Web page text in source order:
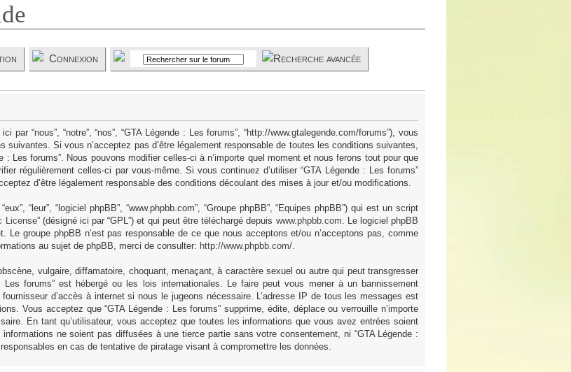
Connexion
par “nous”, “notre”, “nos”, “GTA Légende : Les forums”, “http://www.gtalegende.com/forums”), vous
suivantes. Si vous n’acceptez pas d’être légalement responsable de toutes les conditions suivantes,
: Les forums”. Nous pouvons modifier celles-ci à n’importe quel moment et nous ferons tout pour que
régulièrement celles-ci par vous-même. Si vous continuez d’utiliser “GTA Légende : Les forums”
d’être légalement responsable des conditions découlant des mises à jour et/ou modifications.
“leur”, “logiciel phpBB”, “www.phpbb.com”, “Groupe phpBB”, “Equipes phpBB”) qui est un script
License” (désigné ici par “GPL”) et qui peut être téléchargé depuis www.phpbb.com. Le logiciel phpBB
groupe phpBB n’est pas responsable de ce que nous acceptons et/ou n’acceptons pas, comme
au sujet de phpBB, merci de consulter: http://www.phpbb.com/.
vulgaire, diffamatoire, choquant, menaçant, à caractère sexuel ou autre qui peut transgresser
forums” est hébergé ou les lois internationales. Le faire peut vous mener à un bannissement
d’accès à internet si nous le jugeons nécessaire. L’adresse IP de tous les messages est
Vous acceptez que “GTA Légende : Les forums” supprime, édite, déplace ou verrouille n’importe
En tant qu’utilisateur, vous acceptez que toutes les informations que vous avez entrées soient
ne soient pas diffusées à une tierce partie sans votre consentement, ni “GTA Légende :
en cas de tentative de piratage visant à compromettre les données.